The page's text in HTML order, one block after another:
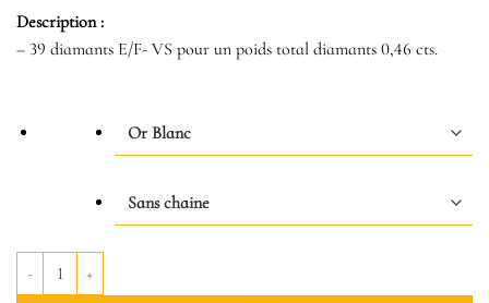
Description :
– 39 diamants E/F- VS pour un poids total diamants 0,46 cts.
quantité de Collier Goutte